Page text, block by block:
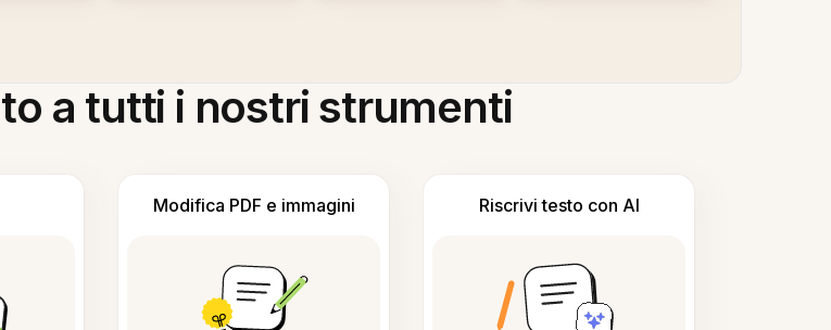
a tutti i nostri strumenti
Modifica PDF e immagini Riscrivi testo con AI